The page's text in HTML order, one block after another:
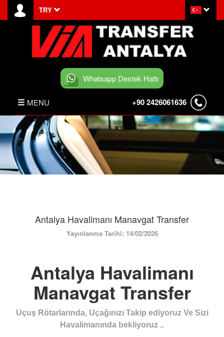
TRY
Whatsapp Destek Hattı
MENU +90 2426061636
ANASAYFA
HABERLER
BELEK TRANSFER
ÜYE GİRİŞİ / KAYIT
Antalya Havalimanı Manavgat Transfer
Yayınlanma Tarihi: 14/02/2026
Antalya Havalimanı
Manavgat Transfer
Uçuş Rötarlarında, Uçağınızı Takip ediyoruz Ve Sizi
Havalimanında bekliyoruz ..